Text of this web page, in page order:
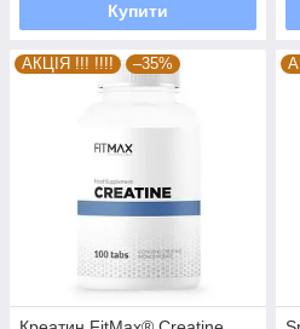
Купити
АКЦІЯ !!! !!!! –35%